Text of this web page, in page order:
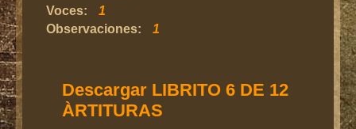
Voces:
1
Observaciones:
1
Descargar LIBRITO 6 DE 12
ÀRTITURAS